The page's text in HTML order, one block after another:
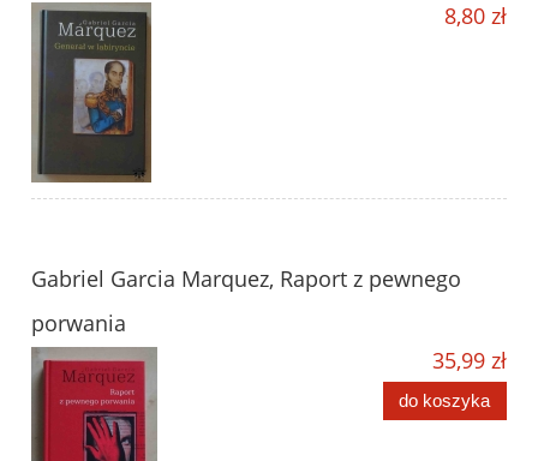
8,80 zł
Gabriel Garcia Marquez, Raport z pewnego
porwania
35,99 zł
do koszyka